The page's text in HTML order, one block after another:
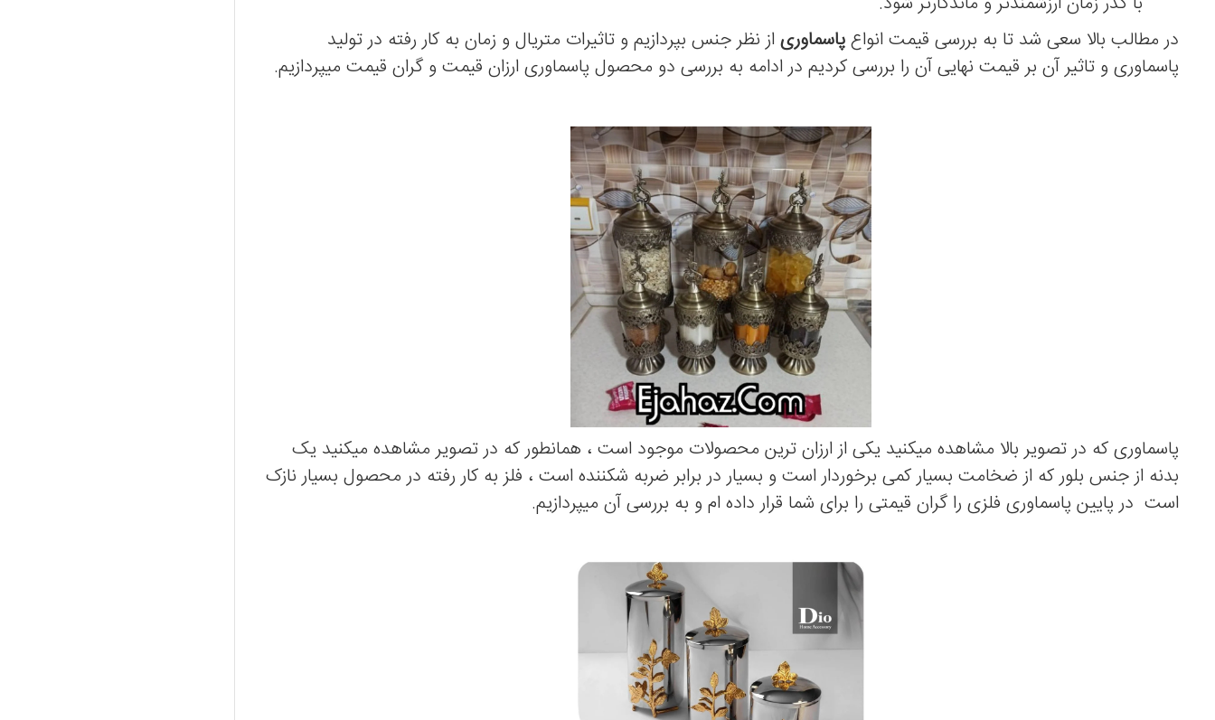
در مطالب بالا سعی شد تا به بررسی قیمت انواعپاسماوری از نظر جنس بپردازیم و تاثیرات متریال و زمان به کار رفته در تولید
پاسماوری و تاثیر آن بر قیمت نهایی آن را بررسی کردیم در ادامه به بررسی دو محصول پاسماوری ارزان قیمت و گران قیمت میپردازیم.
پاسماوری که در تصویر بالا مشاهده میکنید یکی از ارزان ترین محصولات موجود است ، همانطور که در تصویر مشاهده میکنید یک
بدنه از جنس بلور که از ضخامت بسیار کمی برخوردار است و بسیار در برابر ضربه شکننده است ، فلز به کار رفته در محصول بسیار نازک
است در پایین پاسماوری فلزی را گران قیمتی را برای شما قرار داده ام و به بررسی آن میپردازیم.